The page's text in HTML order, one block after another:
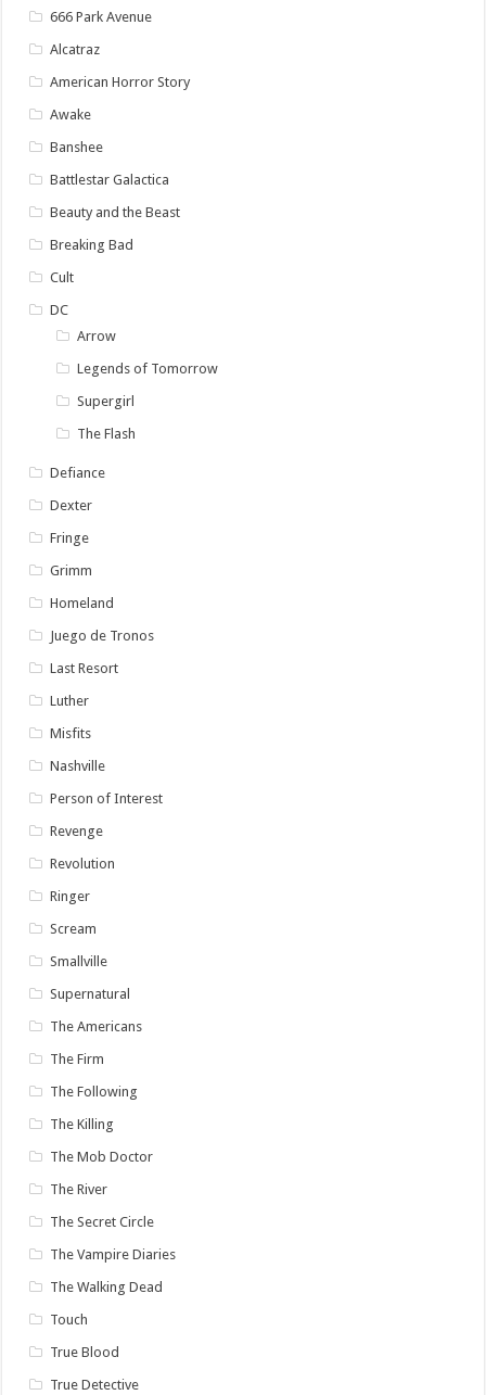
666 Park Avenue
Alcatraz
American Horror Story
Awake
Banshee
Battlestar Galactica
Beauty and the Beast
Breaking Bad
Cult
DC
Arrow
Legends of Tomorrow
Supergirl
The Flash
Defiance
Dexter
Fringe
Grimm
Homeland
Juego de Tronos
Last Resort
Luther
Misfits
Nashville
Person of Interest
Revenge
Revolution
Ringer
Scream
Smallville
Supernatural
The Americans
The Firm
The Following
The Killing
The Mob Doctor
The River
The Secret Circle
The Vampire Diaries
The Walking Dead
Touch
True Blood
True Detective